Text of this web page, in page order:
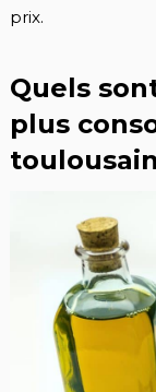
prix.
Quels
plus